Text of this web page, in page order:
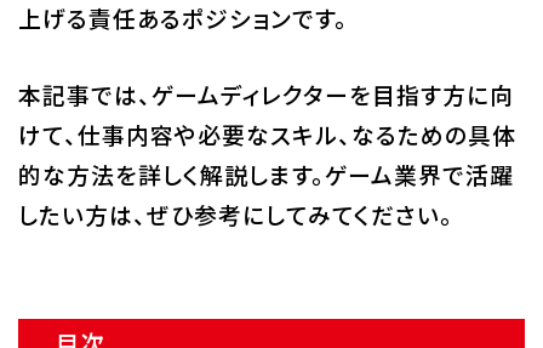
Q&A・お問い合わせ
大学・社会人の方へ
高校3年生の方へ
上げる責任あるポジションです。
本記事では、ゲームディレクターを目指す方に向
けて、仕事内容や必要なスキル、なるための具体
的な方法を詳しく解説します。ゲーム業界で活躍
したい方は、ぜひ参考にしてみてください。